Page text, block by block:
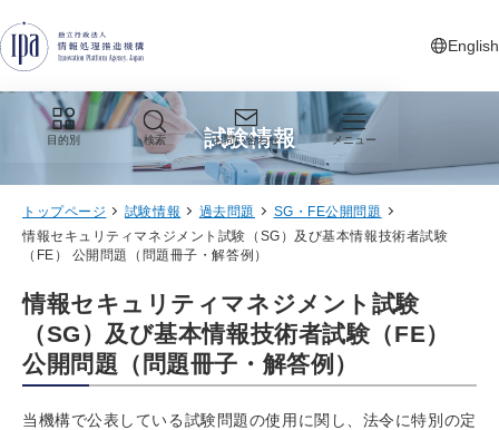
English
新しいタ
目的別 検索 お問い合わせ メニュー
試験情報
トップページ 試験情報 過去問題
SG・FE公開問題
情報セキュリティマネジメント試験（SG）及び基本情報技術者試験
（FE） 公開問題（問題冊子・解答例）
情報セキュリティマネジメント試験
（SG）及び基本情報技術者試験（FE）
公開問題（問題冊子・解答例）
当機構で公表している試験問題の使用に関し、法令に特別の定